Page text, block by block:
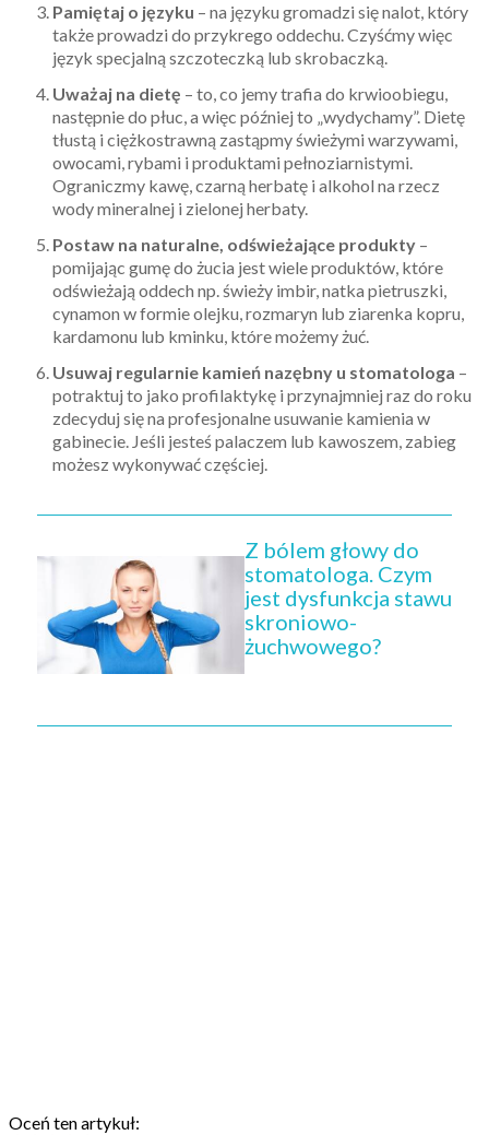
Pamiętaj o języku – na języku gromadzi się nalot, który
także prowadzi do przykrego oddechu. Czyśćmy więc
język specjalną szczoteczką lub skrobaczką.
Uważaj na dietę – to, co jemy trafia do krwioobiegu,
następnie do płuc, a więc później to „wydychamy”. Dietę
tłustą i ciężkostrawną zastąpmy świeżymi warzywami,
owocami, rybami i produktami pełnoziarnistymi.
Ograniczmy kawę, czarną herbatę i alkohol na rzecz
wody mineralnej i zielonej herbaty.
Postaw na naturalne, odświeżające produkty –
pomijając gumę do żucia jest wiele produktów, które
odświeżają oddech np. świeży imbir, natka pietruszki,
cynamon w formie olejku, rozmaryn lub ziarenka kopru,
kardamonu lub kminku, które możemy żuć.
Usuwaj regularnie kamień nazębny u stomatologa –
potraktuj to jako profilaktykę i przynajmniej raz do roku
zdecyduj się na profesjonalne usuwanie kamienia w
gabinecie. Jeśli jesteś palaczem lub kawoszem, zabieg
możesz wykonywać częściej.
Z bólem głowy do
stomatologa. Czym
jest dysfunkcja stawu
skroniowo-
żuchwowego?
Oceń ten artykuł: